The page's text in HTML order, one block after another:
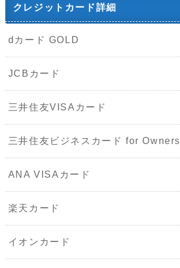
クレジットカード詳細
dカード GOLD
JCBカード
三井住友VISAカード
三井住友ビジネスカード for Owners
ANA VISAカード
楽天カード
イオンカード